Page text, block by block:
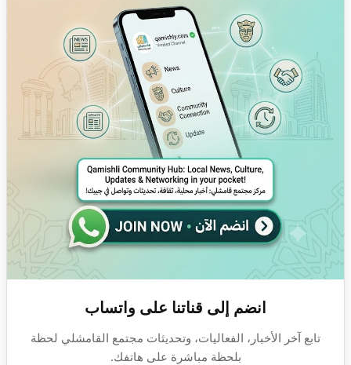
انضم إلى قناتنا على واتساب
تابع آخر الأخبار، الفعاليات، وتحديثات مجتمع القامشلي لحظة
بلحظة مباشرة على هاتفك.